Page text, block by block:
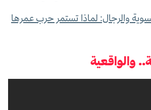
والرجال: لماذا تستمر حرب عمرها
والواقعية